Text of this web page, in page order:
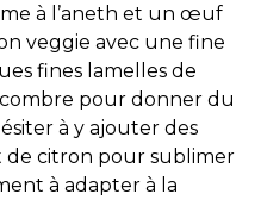
à l’aneth et un œuf
veggie avec une fine
fines lamelles de
pour donner du
à y ajouter des
de citron pour sublimer
à adapter à la